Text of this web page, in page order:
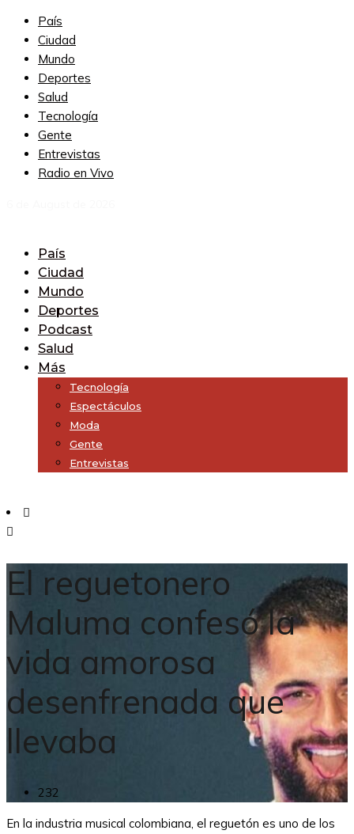
País
Ciudad
Mundo
Deportes
Salud
Tecnología
Gente
Entrevistas
Radio en Vivo
País
Ciudad
Mundo
Deportes
Podcast
Salud
Más
Tecnología
Espectáculos
Moda
Gente
Entrevistas
El reguetonero
Maluma confesó la
vida amorosa
desenfrenada que
llevaba
232
En la industria musical colombiana, el reguetón es uno de los